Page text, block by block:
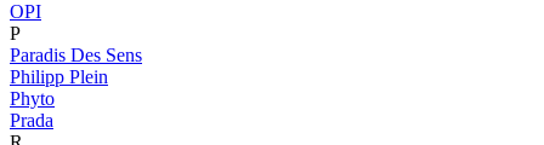
OPI
P
Paradis Des Sens
Philipp Plein
Phyto
Prada